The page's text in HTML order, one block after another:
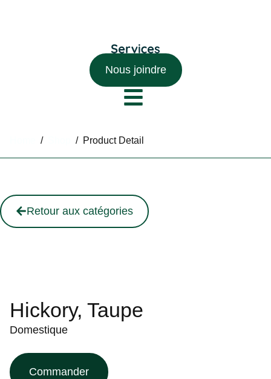
Nous joindre
/ / Product Detail
Retour aux catégories
Hickory, Taupe
Domestique
Commander